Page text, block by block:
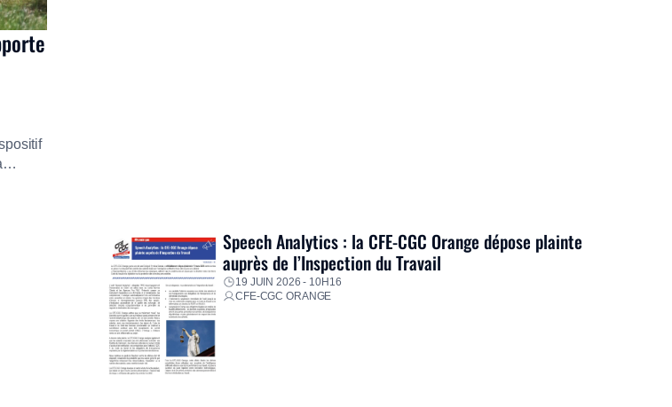
Speech Analytics : la CFE-CGC Orange dépose plainte
auprès de l’Inspection du Travail
19 JUIN 2026 - 10H16
CFE-CGC ORANGE